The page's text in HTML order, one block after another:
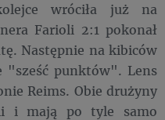
wróciła już na
Farioli 2:1 pokonał
Następnie na kibiców
"sześć punktów". Lens
Reims. Obie drużyny
i mają po tyle samo